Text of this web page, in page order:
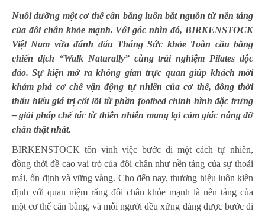
Nuôi dưỡng một cơ thể cân bằng luôn bắt nguồn từ nền tảng
của đôi chân khỏe mạnh. Với góc nhìn đó, BIRKENSTOCK
Việt Nam vừa đánh dấu Tháng Sức khỏe Toàn cầu bằng
chiến dịch “Walk Naturally” cùng trải nghiệm Pilates độc
đáo. Sự kiện mở ra không gian trực quan giúp khách mời
khám phá cơ chế vận động tự nhiên của cơ thể, đồng thời
thấu hiểu giá trị cốt lõi từ phần footbed chỉnh hình đặc trưng
– giải pháp chế tác từ thiên nhiên mang lại cảm giác nâng đỡ
chân thật nhất.
BIRKENSTOCK tôn vinh việc bước đi một cách tự nhiên,
đồng thời đề cao vai trò của đôi chân như nền tảng của sự thoải
mái, ổn định và vững vàng. Cho đến nay, thương hiệu luôn kiên
định với quan niệm rằng đôi chân khỏe mạnh là nền tảng của
một cơ thể cân bằng, và mỗi người đều xứng đáng được bước đi